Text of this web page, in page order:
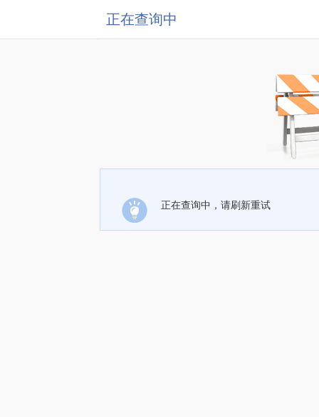
正在查询中
正在查询中，请刷新重试